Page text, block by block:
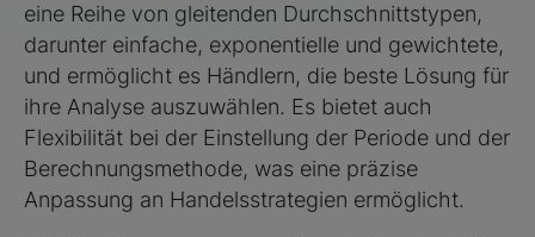
eine Reihe von gleitenden Durchschnittstypen,
darunter einfache, exponentielle und gewichtete,
und ermöglicht es Händlern, die beste Lösung für
ihre Analyse auszuwählen. Es bietet auch
Flexibilität bei der Einstellung der Periode und der
Berechnungsmethode, was eine präzise
Anpassung an Handelsstrategien ermöglicht.